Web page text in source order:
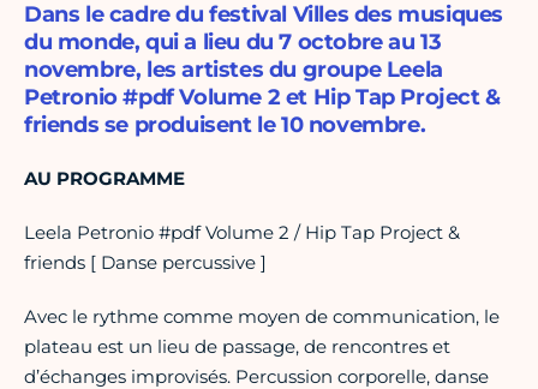
Dans le cadre du festival Villes des musiques
du monde, qui a lieu du 7 octobre au 13
novembre, les artistes du groupe Leela
Petronio #pdf Volume 2 et Hip Tap Project &
friends se produisent le 10 novembre.
AU PROGRAMME
Leela Petronio #pdf Volume 2 / Hip Tap Project &
friends [ Danse percussive ]
Avec le rythme comme moyen de communication, le
plateau est un lieu de passage, de rencontres et
d’échanges improvisés. Percussion corporelle, danse